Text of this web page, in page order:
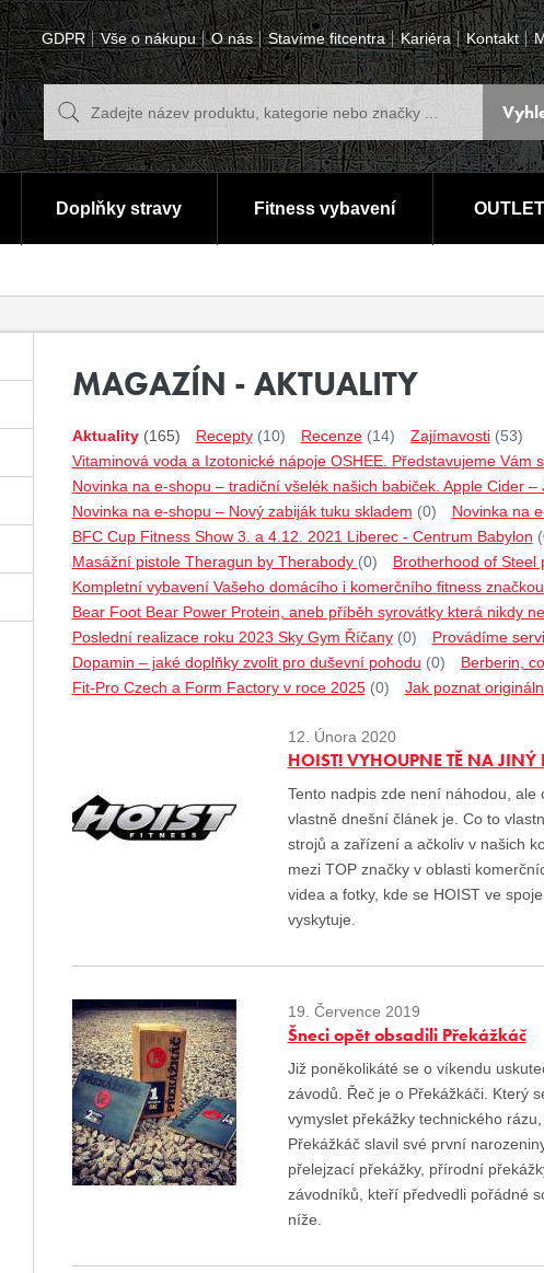
GDPR Vše o nákupu O nás Stavíme fitcentra Kariéra Kontakt
Doplňky stravy Fitness vybavení
MAGAZÍN - AKTUALITY
Aktuality (165) Recepty (10) Recenze (14) Zajímavosti (53)
Vitaminová voda a Izotonické nápoje OSHEE. Představujeme Vám
Novinka na e-shopu – tradiční všelék našich babiček. Apple Cider –
Novinka na e-shopu – Nový zabiják tuku skladem (0) Novinka na
BFC Cup Fitness Show 3. a 4.12. 2021 Liberec - Centrum Babylon
Masážní pistole Theragun by Therabody (0) Brotherhood of Steel
Kompletní vybavení Vašeho domácího i komerčního fitness
Bear Foot Bear Power Protein, aneb příběh syrovátky která nikdy
Poslední realizace roku 2023 Sky Gym Říčany (0) Provádíme
Dopamin – jaké doplňky zvolit pro duševní pohodu (0) Berberin,
Fit-Pro Czech a Form Factory v roce 2025 (0) Jak poznat
12. Února 2020
HOIST! VYHOUPNE TĚ NA JINÝ
Tento nadpis zde není náhodou,
vlastně dnešní článek je. Co to
strojů a zařízení a ačkoliv v našich
mezi TOP značky v oblasti
videa a fotky, kde se HOIST ve
vyskytuje.
19. Července 2019
Šneci opět obsadili Překážkáč
Již poněkolikáté se o víkendu
závodů. Řeč je o Překážkáči. Který
vymyslet překážky technického
Překážkáč slavil své první
přelejzací překážky, přírodní
závodníků, kteří předvedli pořádné
níže.